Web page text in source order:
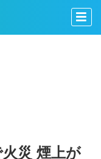
災 煙上が